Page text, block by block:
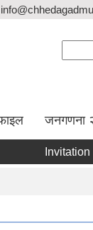
जनगणना
Invitation